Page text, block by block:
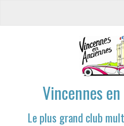
Vincennes
Le plus grand club